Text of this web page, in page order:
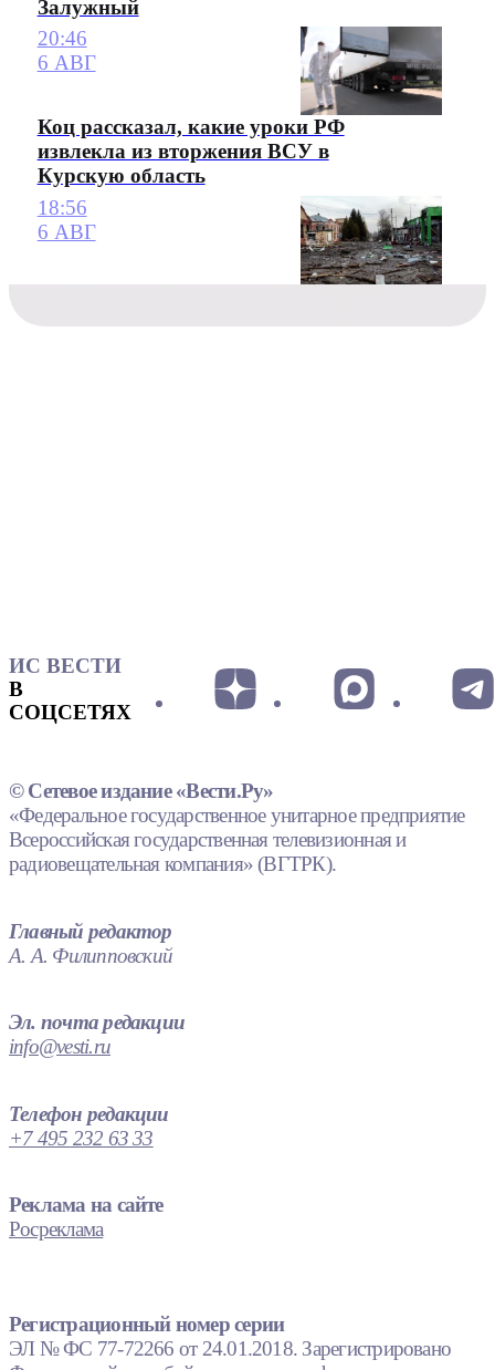
Залужный
20:46
6 АВГ
Коц рассказал, какие уроки РФ
извлекла из вторжения ВСУ в
Курскую область
18:56
6 АВГ
ИС ВЕСТИ
В
СОЦСЕТЯХ
© Сетевое издание «Вести.Ру»
«Федеральное государственное унитарное предприятие
Всероссийская государственная телевизионная и
радиовещательная компания» (ВГТРК).
Главный редактор
А. А. Филипповский
Эл. почта редакции
info@vesti.ru
Телефон редакции
+7 495 232 63 33
Реклама на сайте
Росреклама
Регистрационный номер серии
ЭЛ № ФС 77-72266 от 24.01.2018. Зарегистрировано